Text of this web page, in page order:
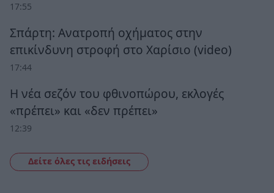
17:55
Σπάρτη: Ανατροπή οχήματος στην
επικίνδυνη στροφή στο Χαρίσιο (video)
17:44
Η νέα σεζόν του φθινοπώρου, εκλογές
«πρέπει» και «δεν πρέπει»
12:39
Δείτε όλες τις ειδήσεις